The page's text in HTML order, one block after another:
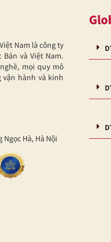
Nam là công ty
và Việt Nam.
mọi quy mô
hành và kinh
Hà, Hà Nội